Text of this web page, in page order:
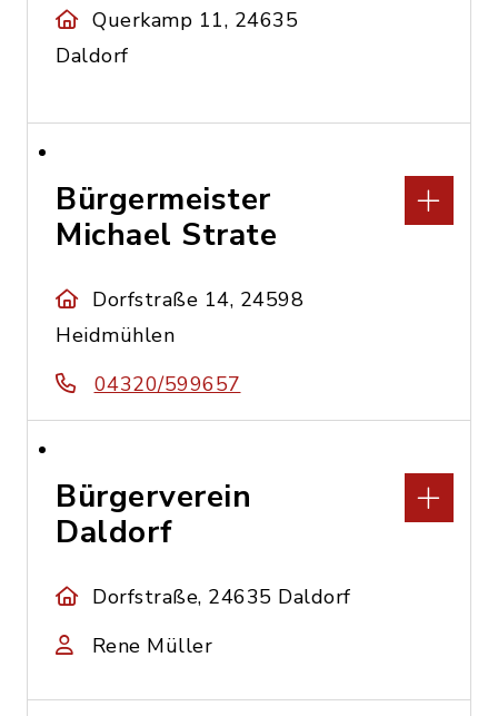
Querkamp 11, 24635
Daldorf
Bürgermeister
Michael Strate
Dorfstraße 14, 24598
Heidmühlen
04320/599657
Bürgerverein
Daldorf
Dorfstraße, 24635 Daldorf
Rene Müller